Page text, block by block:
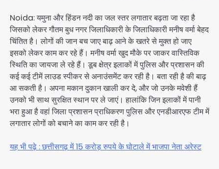
Noida: यमुना और हिंडन नदी का जल स्तर लगातार बढ़ता जा रहा है
जिसको लेकर गौतम बुध नगर जिलाधिकारी के जिलाधिकारी मनीष वर्मा बेहद
चिंतित है। लोगों की जान बच जाए बाढ़ आने के खतरे से मुक्त हो जाए
इसको लेकर काम कर रहे हैं। मनीष वर्मा खुद मौके पर जाकर वास्तिविक
स्थिति का जायजा ले रहे हैं। डूब क्षेत्र इलाकों में पुलिस और प्रशासन की
कई कई टीमें लाउड स्पीकर से अनाउंसमेंट कर रही है। बता रही है की बाढ़
आ सकती है। अपना मकान दुकान खाली कर दे, और जो उनके मवेशी हैं
उनको भी साथ सुरक्षित स्थान पर ले जाएं। हालांकि जिन इलाकों में पानी
भरा हुआ है वहां जिला प्रशासन प्राधिकरण पुलिस और एनडीआरएफ टीम में
लगातार लोगों को बचाने का काम कर रही है।
यह भी पढ़े : छत्तीसगढ़ में 15 करोड़ रुपये के घोटाले में भाजपा नेता अरेस्ट